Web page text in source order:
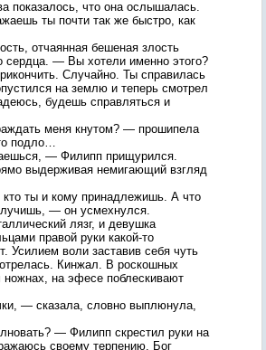
что она ослышалась.
ты почти так же быстро, как
отчаянная бешеная злость
сердца. — Вы хотели именно этого?
Случайно. Ты справилась
на землю и теперь смотрел
будешь справляться и
меня кнутом? — прошипела
подло…
— Филипп прищурился.
выдерживая немигающий взгляд
ты и кому принадлежишь. А что
— он усмехнулся.
лязг, и девушка
правой руки какой-то
Усилием воли заставив себя чуть
Кинжал. В роскошных
на эфесе поблескивают
— сказала, словно выплюнула,
— Филипп скрестил руки на
своему терпению. Бог